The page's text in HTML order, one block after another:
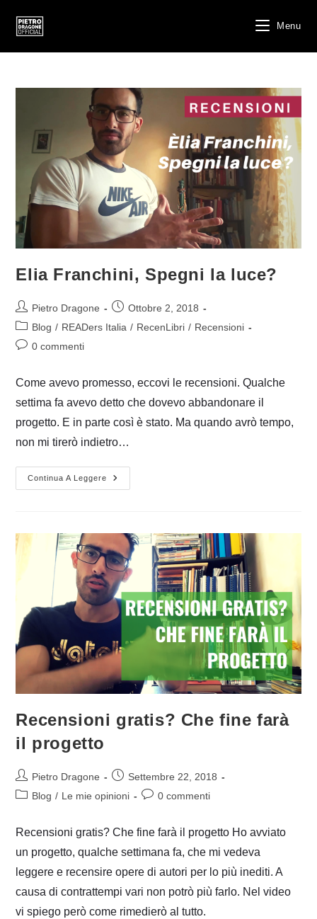
Menu
Elia Franchini, Spegni la luce?
Autore
dell'articolo:
Pietro Dragone
Articolo
pubblicato:
Ottobre 2, 2018
Categoria
dell'articolo:
Blog / READers Italia / RecenLibri / Recensioni
Commenti
0 commenti
Come avevo promesso, eccovi le recensioni. Qualche
settima fa avevo detto che dovevo abbandonare il
progetto. E in parte così è stato. Ma quando avrò tempo,
non mi tirerò indietro…
Continua A Leggere
Elia
Franchini,
Recensioni gratis? Che fine farà
il progetto
Autore
dell'articolo:
Pietro Dragone
Articolo
pubblicato:
Settembre 22, 2018
Categoria
Blog / Le mie opinioni
Commenti
0 commenti
Recensioni gratis? Che fine farà il progetto Ho avviato
un progetto, qualche settimana fa, che mi vedeva
leggere e recensire opere di autori per lo più inediti. A
causa di contrattempi vari non potrò più farlo. Nel video
vi spiego però come rimedierò al tutto.